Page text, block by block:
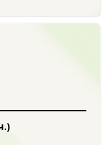
обработку своих